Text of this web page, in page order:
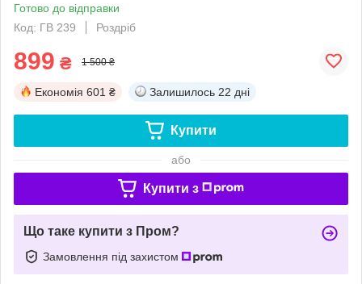
Готово до відправки
Код: ГВ 239
Роздріб
899 ₴ 1 500 ₴
Економія 601 ₴ Залишилось 22 дні
Купити
або
Купити з
Що таке купити з Пром?
Замовлення під захистом